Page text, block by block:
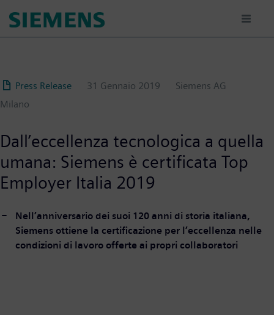
Press Release 31 Gennaio 2019
Siemens AG
Milano
Dall’eccellenza tecnologica a quella
umana: Siemens è certificata Top
Employer Italia 2019
Nell’anniversario dei suoi 120 anni di storia italiana,
Siemens ottiene la certificazione per l’eccellenza nelle
condizioni di lavoro offerte ai propri collaboratori